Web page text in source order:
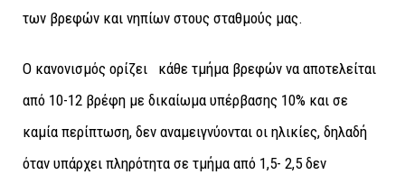
των βρεφών και νηπίων στους σταθμούς μας.
Ο κανονισμός ορίζει κάθε τμήμα βρεφών να αποτελείται
από 10-12 βρέφη με δικαίωμα υπέρβασης 10% και σε
καμία περίπτωση, δεν αναμειγνύονται οι ηλικίες, δηλαδή
όταν υπάρχει πληρότητα σε τμήμα από 1,5- 2,5 δεν